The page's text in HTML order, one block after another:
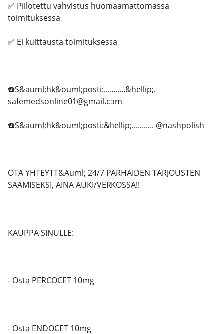
✅ Piilotettu vahvistus huomaamattomassa
toimituksessa
✅ Ei kuittausta toimituksessa
☎️S&auml;hk&ouml;posti:...........&hellip;.
safemedsonline01@gmail.com
☎️S&auml;hk&ouml;posti:&hellip;........... @nashpolish
OTA YHTEYTT&Auml; 24/7 PARHAIDEN TARJOUSTEN
SAAMISEKSI, AINA AUKI/VERKOSSA!!
KAUPPA SINULLE:
- Osta PERCOCET 10mg
- Osta ENDOCET 10mg